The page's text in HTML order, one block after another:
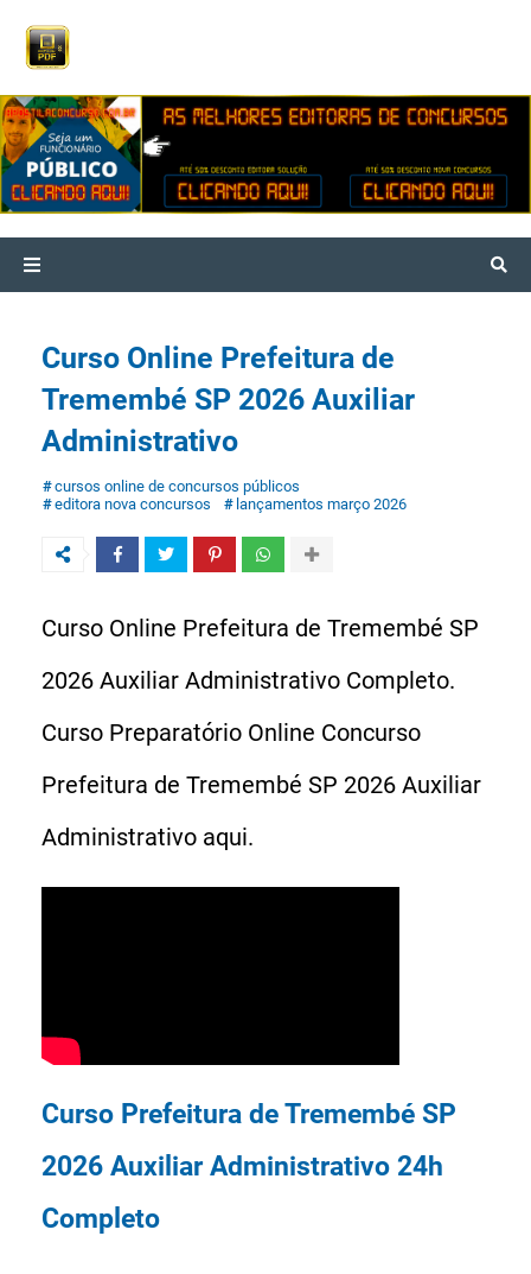
Curso Online Prefeitura de
Tremembé SP 2026 Auxiliar
Administrativo
cursos online de concursos públicos
editora nova concursos
lançamentos março 2026
Curso Online Prefeitura de Tremembé SP
2026 Auxiliar Administrativo Completo.
Curso Preparatório Online Concurso
Prefeitura de Tremembé SP 2026 Auxiliar
Administrativo aqui.
Curso Prefeitura de Tremembé SP
2026 Auxiliar Administrativo 24h
Completo